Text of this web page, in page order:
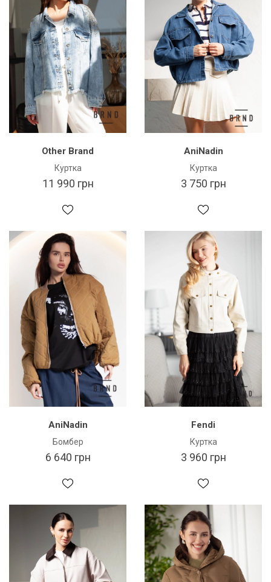
Other Brand
Куртка
11 990 грн
AniNadin
Куртка
3 750 грн
AniNadin
Бомбер
6 640 грн
Fendi
Куртка
3 960 грн